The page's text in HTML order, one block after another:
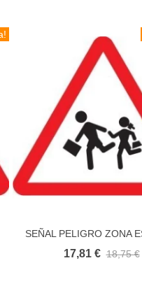
Añadir al carrito
SEÑAL PELIGRO ZONA
17,81 € 18,75 €